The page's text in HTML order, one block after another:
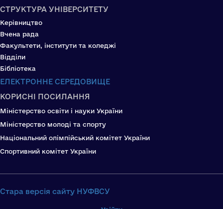
СТРУКТУРА УНІВЕРСИТЕТУ
Керівництво
Вчена рада
Факультети, інститути та коледжі
Відділи
Бібліотека
ЕЛЕКТРОННЕ СЕРЕДОВИЩЕ
КОРИСНІ ПОСИЛАННЯ
Міністерство освіти і науки України
Міністерство молоді та спорту
Національний олімпійський комітет України
Спортивний комітет України
Стара версія сайту НУФВСУ